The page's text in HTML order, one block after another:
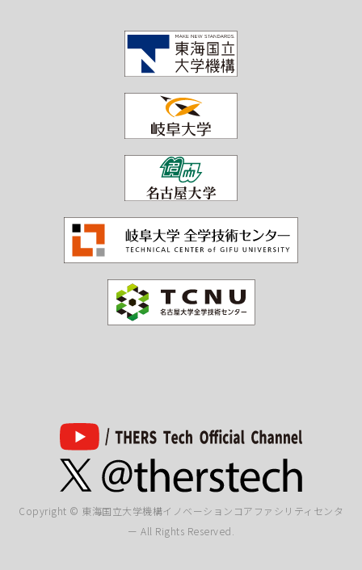
Copyright © 東海国立大学機構イノベーションコアファシリティセンタ
ー All Rights Reserved.